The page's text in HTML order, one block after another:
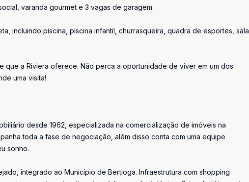
varanda gourmet e 3 vagas de garagem.
incluindo piscina, piscina infantil, churrasqueira, quadra de esportes, sala
que a Riviera oferece. Não perca a oportunidade de viver em um dos
uma visita!
desde 1962, especializada na comercialização de imóveis na
toda a fase de negociação, além disso conta com uma equipe
sonho.
integrado ao Município de Bertioga. Infraestrutura com shopping